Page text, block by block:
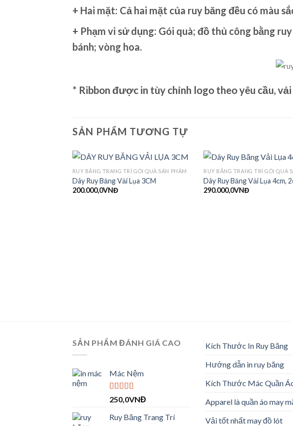
+ Hai mặt: Cả hai mặt của ruy băng đều có màu
+ Phạm vi sử dụng: Gói quà; đồ thủ công bằng
bánh; vòng hoa.
* Ribbon được in tùy chỉnh logo theo yêu cầu,
SẢN PHẨM TƯƠNG TỰ
RUY BĂNG TRANG TRÍ GÓI QUÀ SẢN PHẨM
Dây Ruy Băng Vải Lụa 3CM
200.000,0VNĐ
RUY BĂNG TRANG TRÍ GÓI QUÀ
Dây Ruy Băng Vải Lụa 4cm,
290.000,0VNĐ
SẢN PHẨM ĐÁNH GIÁ CAO
Mác Nệm
Được xếp
hạng
5 sao
250,0VNĐ
Ruy Băng Trang Trí
Kích Thước In Ruy Băng
Hướng dẫn in ruy băng
Kích Thước Mác Quần
Apparel là quần áo may
Vải tốt nhất may đồ lót